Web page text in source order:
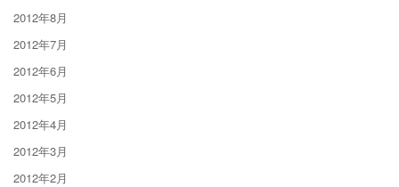
2012年8月
2012年7月
2012年6月
2012年5月
2012年4月
2012年3月
2012年2月